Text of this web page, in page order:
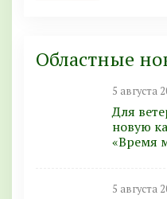
Областные
5 августа
Для
новую
«Время
5 августа